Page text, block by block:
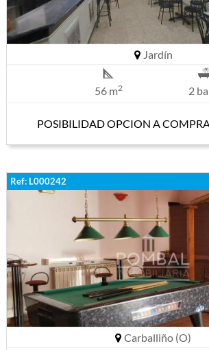
Jardín
56 m2 2
POSIBILIDAD OPCION A
Ref: L000242
Carballiño (O)